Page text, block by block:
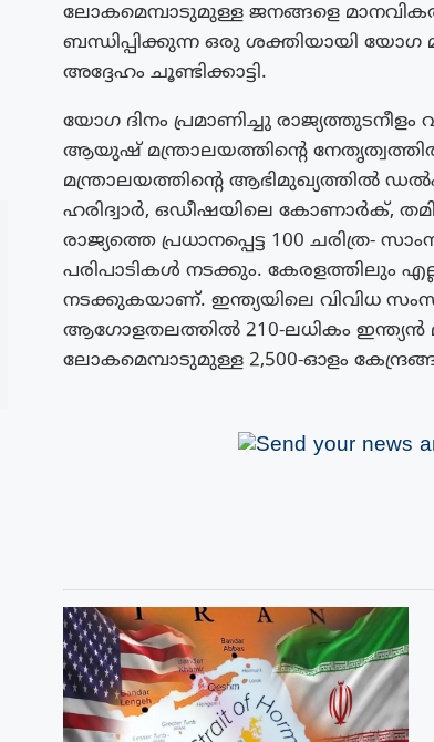
ലോകമെമ്പാടുമുള്ള ജനങ്ങളെ
ബന്ധിപ്പിക്കുന്ന ഒരു ശക്തിയായി യോഗ
അദ്ദേഹം ചൂണ്ടിക്കാട്ടി.
യോഗ ദിനം പ്രമാണിച്ചു രാജ്യത്തുടനീളം
ആയുഷ് മന്ത്രാലയത്തിന്റെ
മന്ത്രാലയത്തിന്റെ ആഭിമുഖ്യത്തിൽ
ഹരിദ്വാർ, ഒഡീഷയിലെ കോണാർക്,
രാജ്യത്തെ പ്രധാനപ്പെട്ട 100 ചരിത്ര-
പരിപാടികൾ നടക്കും. കേരളത്തിലും
നടക്കുകയാണ്. ഇന്ത്യയിലെ വിവിധ
ആഗോളതലത്തിൽ 210-ലധികം
ലോകമെമ്പാടുമുള്ള 2,500-ഓളം